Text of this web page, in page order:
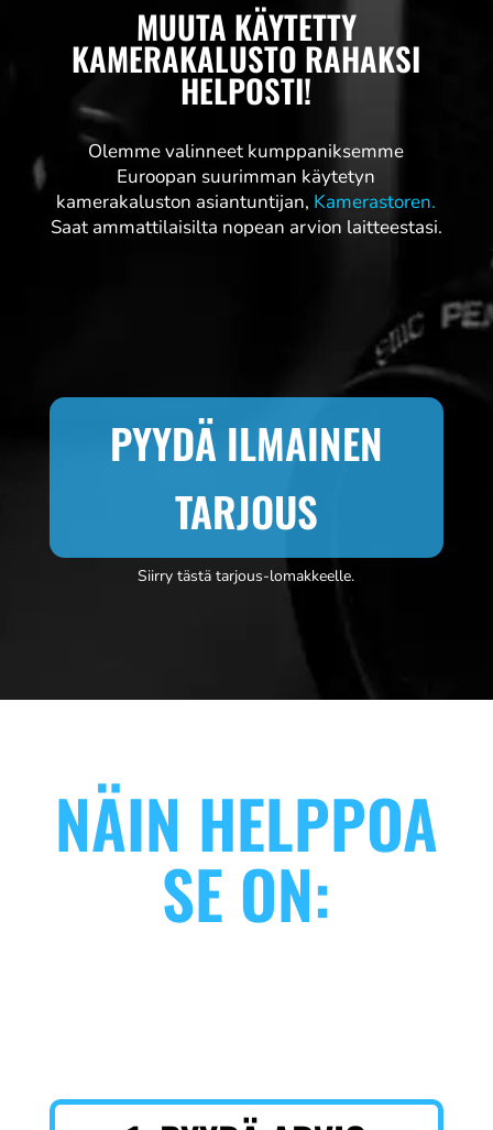
MUUTA KÄYTETTY
KAMERAKALUSTO RAHAKSI
HELPOSTI!
Olemme valinneet kumppaniksemme
Euroopan suurimman käytetyn
kamerakaluston asiantuntijan, Kamerastoren.
Saat ammattilaisilta nopean arvion laitteestasi.
PYYDÄ ILMAINEN
TARJOUS
Siirry tästä tarjous-lomakkeelle.
NÄIN HELPPOA
SE ON: